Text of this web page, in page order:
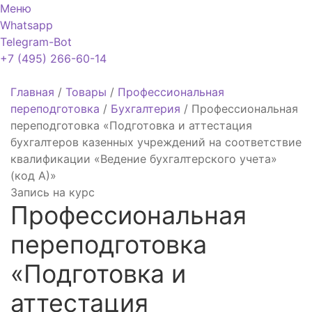
Меню
Whatsapp
Telegram-Bot
+7 (495) 266-60-14
Главная / Товары / Профессиональная
переподготовка / Бухгалтерия / Профессиональная
переподготовка «Подготовка и аттестация
бухгалтеров казенных учреждений на соответствие
квалификации «Ведение бухгалтерского учета»
(код А)»
Запись на курс
Профессиональная
переподготовка
«Подготовка и
аттестация